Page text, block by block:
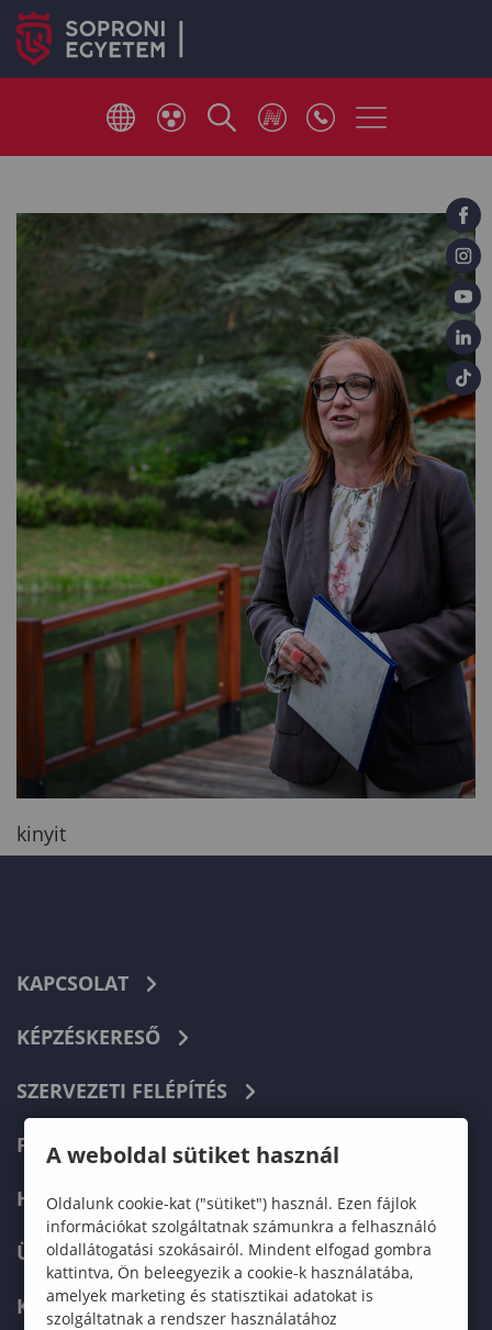
kinyit
KAPCSOLAT
KÉPZÉSKERESŐ
SZERVEZETI FELÉPÍTÉS
FELVÉTELIZŐKNEK
HALLGATÓKNAK
ÜZLETI PARTNEREKNEK
KARRIER
A weboldal sütiket használ
Oldalunk cookie-kat ("sütiket") használ. Ezen fájlok
információkat szolgáltatnak számunkra a felhasználó
oldallátogatási szokásairól. Mindent elfogad gombra
kattintva, Ön beleegyezik a cookie-k használatába,
amelyek marketing és statisztikai adatokat is
szolgáltatnak a rendszer használatához